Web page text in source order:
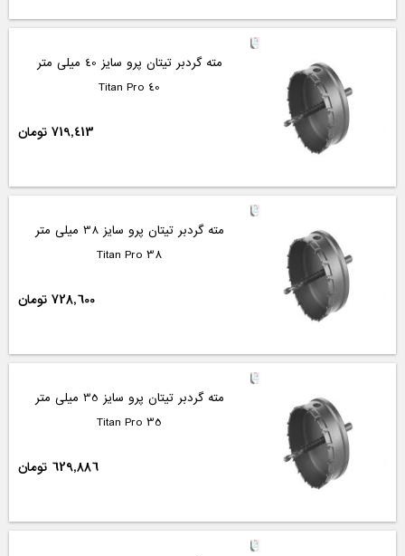
مته گردبر تیتان پرو سایز 40 میلی متر
Titan Pro 40
719,413 تومان
مته گردبر تیتان پرو سایز 38 میلی متر
Titan Pro 38
728,600 تومان
مته گردبر تیتان پرو سایز 35 میلی متر
Titan Pro 35
629,886 تومان